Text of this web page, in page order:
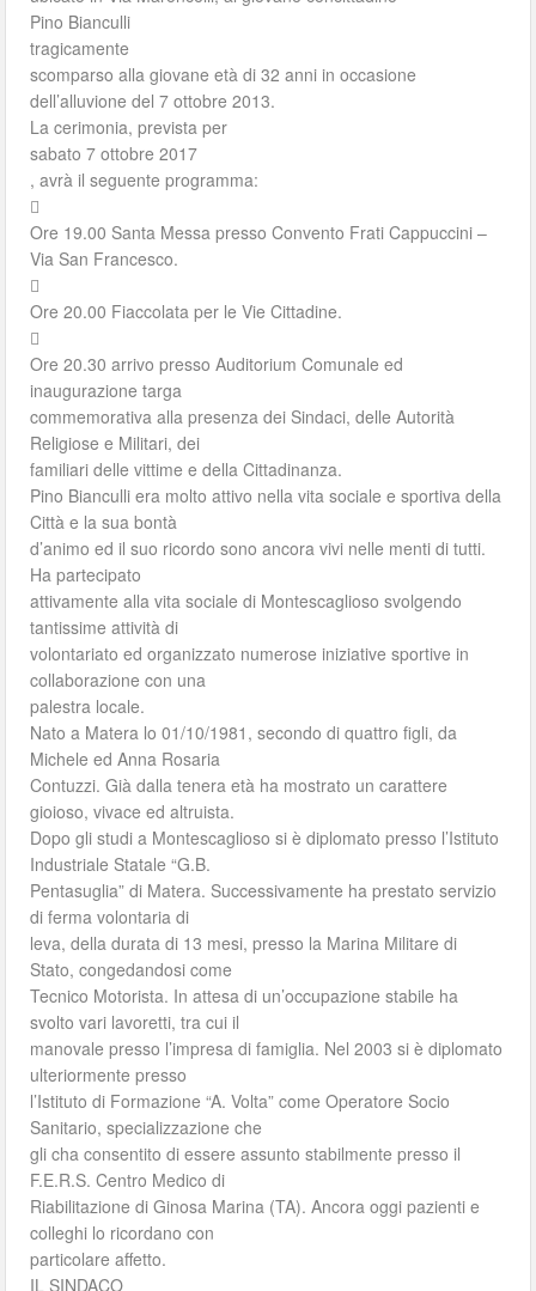
Pino Bianculli
tragicamente
scomparso alla giovane età di 32 anni in occasione
dell’alluvione del 7 ottobre 2013.
La cerimonia, prevista per
sabato 7 ottobre 2017
, avrà il seguente programma:

Ore 19.00 Santa Messa presso Convento Frati Cappuccini –
Via San Francesco.

Ore 20.00 Fiaccolata per le Vie Cittadine.

Ore 20.30 arrivo presso Auditorium Comunale ed
inaugurazione targa
commemorativa alla presenza dei Sindaci, delle Autorità
Religiose e Militari, dei
familiari delle vittime e della Cittadinanza.
Pino Bianculli era molto attivo nella vita sociale e sportiva della
Città e la sua bontà
d’animo ed il suo ricordo sono ancora vivi nelle menti di tutti.
Ha partecipato
attivamente alla vita sociale di Montescaglioso svolgendo
tantissime attività di
volontariato ed organizzato numerose iniziative sportive in
collaborazione con una
palestra locale.
Nato a Matera lo 01/10/1981, secondo di quattro figli, da
Michele ed Anna Rosaria
Contuzzi. Già dalla tenera età ha mostrato un carattere
gioioso, vivace ed altruista.
Dopo gli studi a Montescaglioso si è diplomato presso l’Istituto
Industriale Statale “G.B.
Pentasuglia” di Matera. Successivamente ha prestato servizio
di ferma volontaria di
leva, della durata di 13 mesi, presso la Marina Militare di
Stato, congedandosi come
Tecnico Motorista. In attesa di un’occupazione stabile ha
svolto vari lavoretti, tra cui il
manovale presso l’impresa di famiglia. Nel 2003 si è diplomato
ulteriormente presso
l’Istituto di Formazione “A. Volta” come Operatore Socio
Sanitario, specializzazione che
gli cha consentito di essere assunto stabilmente presso il
F.E.R.S. Centro Medico di
Riabilitazione di Ginosa Marina (TA). Ancora oggi pazienti e
colleghi lo ricordano con
particolare affetto.
IL SINDACO